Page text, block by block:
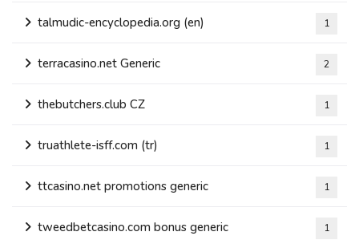
talmudic-encyclopedia.org (en) 1
terracasino.net Generic 2
thebutchers.club CZ 1
truathlete-isff.com (tr) 1
ttcasino.net promotions generic 1
tweedbetcasino.com bonus generic 1